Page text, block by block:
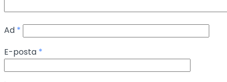
Ad *
E-posta *